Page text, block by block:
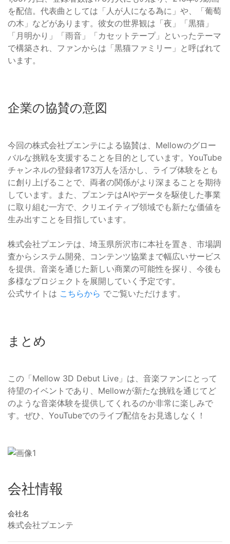
を配信。代表曲としては「人が人になる為に」や、「葡萄
の木」などがあります。彼女の世界観は「夜」「黒猫」
「月明かり」「雨音」「カセットテープ」といったテーマ
で構築され、ファンからは「黒猫ファミリー」と呼ばれて
います。
企業の協賛の意図
今回の株式会社プエンテによる協賛は、Mellowのグロー
バルな挑戦を支援することを目的としています。YouTube
チャンネルの登録者173万人を活かし、ライブ体験をとも
に創り上げることで、両者の関係がより深まることを期待
しています。また、プエンテはAIやデータを駆使した事業
に取り組む一方で、クリエイティブ領域でも新たな価値を
生み出すことを目指しています。
株式会社プエンテは、埼玉県所沢市に本社を置き、市場調
査からシステム開発、コンテンツ協業まで幅広いサービス
を提供。音楽を通じた新しい商業の可能性を探り、今後も
多様なプロジェクトを展開していく予定です。
公式サイトは こちらから でご覧いただけます。
まとめ
この「Mellow 3D Debut Live」は、音楽ファンにとって
待望のイベントであり、Mellowが新たな挑戦を通じてど
のような音楽体験を提供してくれるのか非常に楽しみで
す。ぜひ、YouTubeでのライブ配信をお見逃しなく！
会社情報
会社名
株式会社プエンテ